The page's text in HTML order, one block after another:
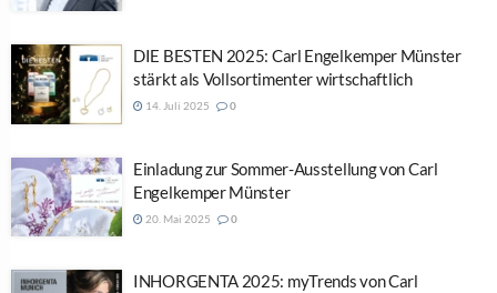
DIE BESTEN 2025: Carl Engelkemper Münster
stärkt als Vollsortimenter wirtschaftlich
14. Juli 2025 0
Einladung zur Sommer-Ausstellung von Carl
Engelkemper Münster
20. Mai 2025 0
INHORGENTA 2025: myTrends von Carl